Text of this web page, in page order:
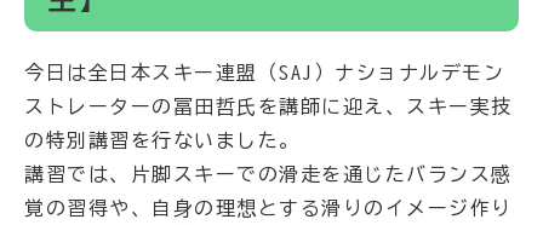
今日は全日本スキー連盟（SAJ）ナショナルデモン
ストレーターの冨田哲氏を講師に迎え、スキー実技
の特別講習を行ないました。
講習では、片脚スキーでの滑走を通じたバランス感
覚の習得や、自身の理想とする滑りのイメージ作り